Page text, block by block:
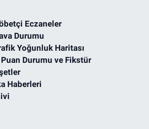
Eczaneler
Durumu
Yoğunluk Haritası
Durumu ve Fikstür
Haberleri